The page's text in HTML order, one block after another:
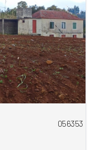
056353